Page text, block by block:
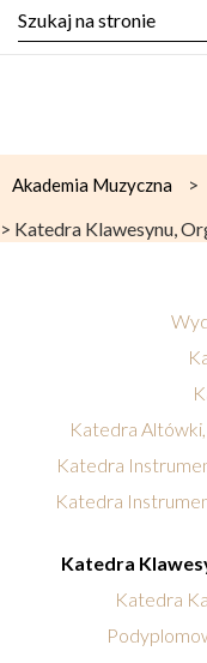
Akademia Muzyczna >
> Katedra Klawesynu,
Katedra
Katedra
Katedra
Katedra
Katedra